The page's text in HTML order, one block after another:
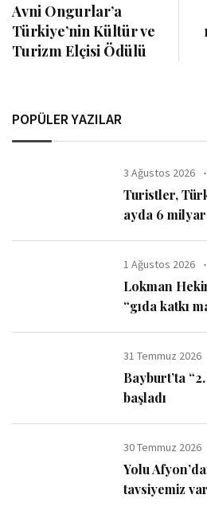
Avni Ongurlar’a
Türkiye’nin Kültür ve
Turizm Elçisi Ödülü
POPÜLER YAZILAR
3 Ağustos 2026
Turistler,
ayda 6
1 Ağustos 2026
Lokman
“gıda katkı
31 Temmuz 2026
Bayburt’ta
başladı
30 Temmuz 2026
Yolu
tavsiyemiz var